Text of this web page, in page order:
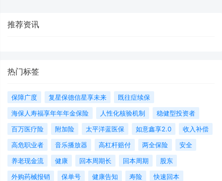
推荐资讯
热门标签
保障广度 复星保德信星享未来
既往症续保
海保人寿福享年年年金保险
人性化核验机制
稳健型投资者
百万医疗险
附加险 太平洋蓝医保 如意鑫享2.0
收入补偿
高危职业者
音乐播放器 高杠杆赔付 两全保险
安全
养老现金流
健康 回本周期长 回本周期
股东
外购药械报销
保单号 健康告知 寿险
快速回本